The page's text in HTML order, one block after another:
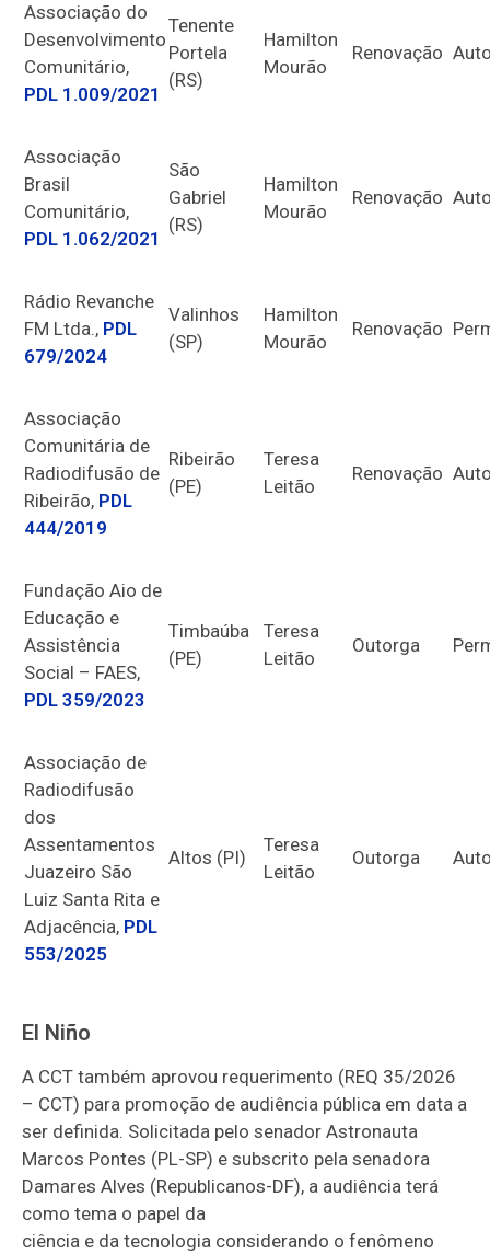
Associação do
Desenvolvimento
Comunitário,
PDL 1.009/2021
Tenente
Portela
(RS)
Hamilton
Mourão
Renovação
Associação
Brasil
Comunitário,
PDL 1.062/2021
São
Gabriel
(RS)
Hamilton
Mourão
Renovação
Rádio Revanche
FM Ltda., PDL
679/2024
Valinhos
(SP)
Hamilton
Mourão
Renovação
Associação
Comunitária de
Radiodifusão de
Ribeirão, PDL
444/2019
Ribeirão
(PE)
Teresa
Leitão
Renovação
Fundação Aio de
Educação e
Assistência
Social – FAES,
PDL 359/2023
Timbaúba
(PE)
Teresa
Leitão
Outorga
Associação de
Radiodifusão
dos
Assentamentos
Juazeiro São
Luiz Santa Rita e
Adjacência, PDL
553/2025
Altos (PI)
Teresa
Leitão
Outorga
El Niño
A CCT também aprovou requerimento (REQ 35/2026
– CCT) para promoção de audiência pública em data a
ser definida. Solicitada pelo senador Astronauta
Marcos Pontes (PL-SP) e subscrito pela senadora
Damares Alves (Republicanos-DF), a audiência terá
como tema o papel da
ciência e da tecnologia considerando o fenômeno